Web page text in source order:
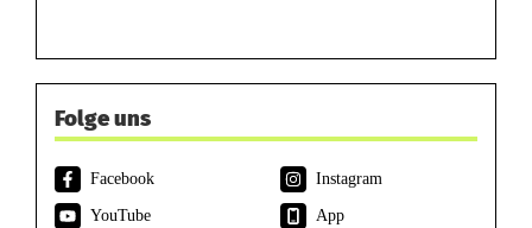
Folge uns
Facebook
Instagram
YouTube
App